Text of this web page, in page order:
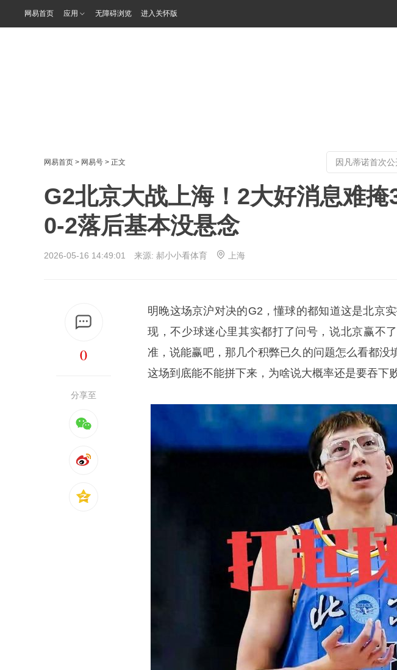
网易首页 应用 无障碍浏览 进入关怀版
网易首页 > 网易号 > 正文
G2北京大战上海！2大好消息难掩
0‑2落后基本没悬念
2026-05-16 14:49:01 来源: 郝小小看体育 上海
0
分享至
明晚这场京沪对决的G2，懂球的都知道这是北京
现，不少球迷心里其实都打了问号，说北京赢不
准，说能赢吧，那几个积弊已久的问题怎么看都没
这场到底能不能拼下来，为啥说大概率还是要吞下败